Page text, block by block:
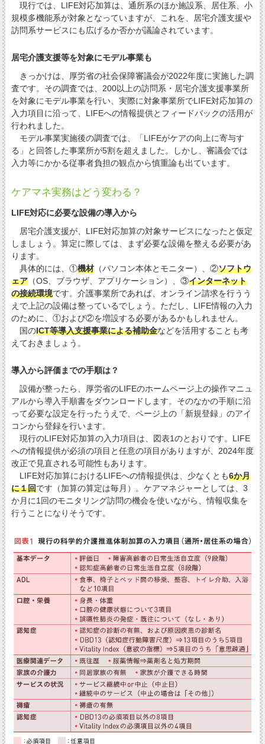
現行では、LIFE対応加算は、通所系のほか施設系、居住系、小
規模多機能系が対象となっていますが、これを、居宅介護支援や
訪問系サービスにも広げるか否かが議論されています。
居宅介護支援等を対象にモデル事業も
きっかけは、厚労省の社会保障審議会が2022年度に実施した調
査です。その調査では、200以上の訪問系・居宅介護支援事業所
を対象にモデル事業を行い、実際に対象事業所でLIFE対応加算の
入力項目に沿って、LIFEへの情報提供とフィードバックの活用が
行われました。
モデル事業実施後の調査では、「LIFEがケアの向上に寄与す
る」と回答した事業所が5割を超えました。しかし、審議会では
入力等にかかる従事者負担の観点から慎重論も出ています。
ケアマネ実務はどう変わる？
LIFE対応に必要な設備の導入から
居宅介護支援が、LIFE対応加算の対象サービスになったと仮定
しましょう。算定に際しては、まず必要な設備を整える必要があ
ります。
具体的には、①機材（パソコン本体とモニター）、②ソフトウ
ェア（OS、ブラウザ、アプリケーション）、③インターネット
の接続環境です。介護事業所であれば、オンライン請求を行うう
えで上記の設備は整っているでしょう。ただし、LIFE情報の入力
のために、①および②を増設する必要があるかもしれません。
国のICT等導入支援事業による補助金などを活用することも考
えておきましょう。
導入から評価までの手順は？
設備が整ったら、厚労省のLIFEのホームページ上の操作マニュ
アルから導入手順書をダウンロードします。そのなかの手順に沿
って必要な設定を行ったうえで、ページ上の「新規登録」のアイ
コンから登録を行います。
現行のLIFE対応加算の入力項目は、図表1のとおりです。LIFE
への情報提供が必須の項目と任意の項目がありますが、2024年度
改正で見直される可能性もあります。
LIFE対応加算におけるLIFEへの情報提供は、少なくとも6か月
に１回です（加算の算定は毎月）。ケアマネジャーとしては、3
か月に1回のモニタリング訪問の機会を使いながら、情報収集を
行うことになりそうです。